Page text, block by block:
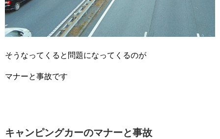
そうなってくると問題になってくるのが
マナーと事故です
キャンピングカーのマナーと事故